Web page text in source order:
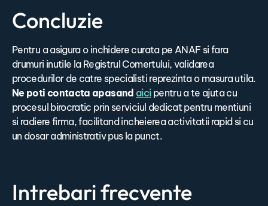
Concluzie
Pentru a asigura o inchidere curata pe ANAF si fara
drumuri inutile la Registrul Comertului, validarea
procedurilor de catre specialisti reprezinta o masura utila.
Ne poti contacta apasand aicipentru a te ajuta cu
procesul birocratic prin serviciul dedicat pentru mentiuni
si radiere firma, facilitand incheierea activitatii rapid si cu
un dosar administrativ pus la punct.
Intrebari frecvente